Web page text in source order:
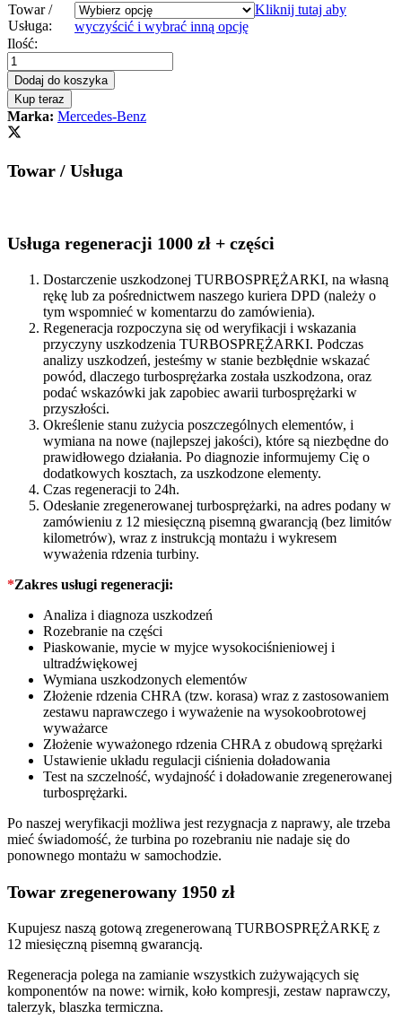
Towar /
Usługa:
Kliknij tutaj aby
wyczyścić i wybrać inną opcję
Turbosprężarka
Mercedes
CLS
350
CDI
X218
265
A6420909580
Ilość:
Dodaj do koszyka
Kup teraz
Marka: Mercedes-Benz
Towar / Usługa
Usługa regeneracji 1000 zł + części
Dostarczenie uszkodzonej TURBOSPRĘŻARKI, na własną
rękę lub za pośrednictwem naszego kuriera DPD (należy o
tym wspomnieć w komentarzu do zamówienia).
Regeneracja rozpoczyna się od weryfikacji i wskazania
przyczyny uszkodzenia TURBOSPRĘŻARKI. Podczas
analizy uszkodzeń, jesteśmy w stanie bezbłędnie wskazać
powód, dlaczego turbosprężarka została uszkodzona, oraz
podać wskazówki jak zapobiec awarii turbosprężarki w
przyszłości.
Określenie stanu zużycia poszczególnych elementów, i
wymiana na nowe (najlepszej jakości), które są niezbędne do
prawidłowego działania. Po diagnozie informujemy Cię o
dodatkowych kosztach, za uszkodzone elementy.
Czas regeneracji to 24h.
Odesłanie zregenerowanej turbosprężarki, na adres podany w
zamówieniu z 12 miesięczną pisemną gwarancją (bez limitów
kilometrów), wraz z instrukcją montażu i wykresem
wyważenia rdzenia turbiny.
*Zakres usługi regeneracji:
Analiza i diagnoza uszkodzeń
Rozebranie na części
Piaskowanie, mycie w myjce wysokociśnieniowej i
ultradźwiękowej
Wymiana uszkodzonych elementów
Złożenie rdzenia CHRA (tzw. korasa) wraz z zastosowaniem
zestawu naprawczego i wyważenie na wysokoobrotowej
wyważarce
Złożenie wyważonego rdzenia CHRA z obudową sprężarki
Ustawienie układu regulacji ciśnienia doładowania
Test na szczelność, wydajność i doładowanie zregenerowanej
turbosprężarki.
Po naszej weryfikacji możliwa jest rezygnacja z naprawy, ale trzeba
mieć świadomość, że turbina po rozebraniu nie nadaje się do
ponownego montażu w samochodzie.
Towar zregenerowany 1950 zł
Kupujesz naszą gotową zregenerowaną TURBOSPRĘŻARKĘ z
12 miesięczną pisemną gwarancją.
Regeneracja polega na zamianie wszystkich zużywających się
komponentów na nowe: wirnik, koło kompresji, zestaw naprawczy,
talerzyk, blaszka termiczna.